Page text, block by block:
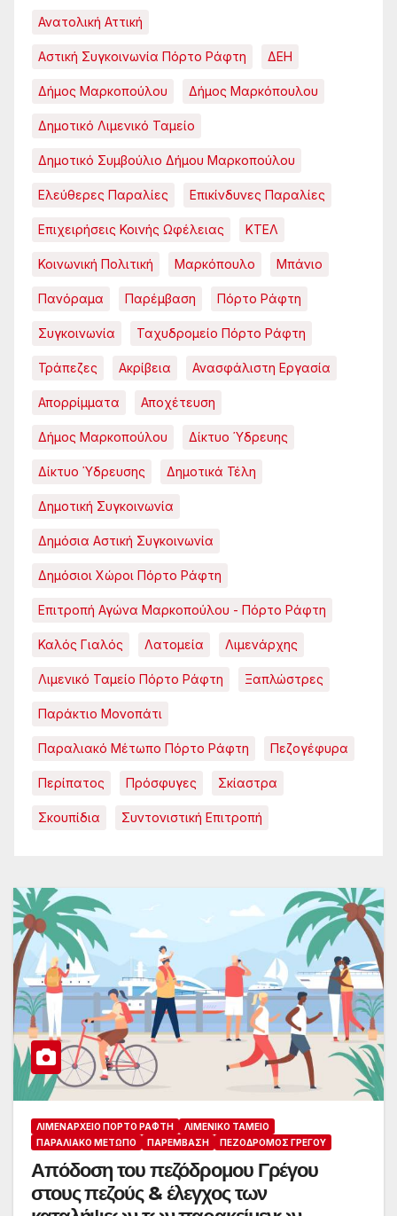
Ανατολική Αττική
Αστική Συγκοινωνία Πόρτο Ράφτη ΔΕΗ
Δήμος Μαρκοπούλου Δήμος Μαρκόπουλου
Δημοτικό Λιμενικό Ταμείο
Δημοτικό Συμβούλιο Δήμου Μαρκοπούλου
Ελεύθερες Παραλίες Επικίνδυνες Παραλίες
Επιχειρήσεις Κοινής Ωφέλειας ΚΤΕΛ
Κοινωνική Πολιτική Μαρκόπουλο Μπάνιο
Πανόραμα Παρέμβαση Πόρτο Ράφτη
Συγκοινωνία Ταχυδρομείο Πόρτο Ράφτη
Τράπεζες Ακρίβεια Ανασφάλιστη Εργασία
Απορρίμματα Αποχέτευση
Δήμος Μαρκοπούλου Δίκτυο Ύδρευης
Δίκτυο Ύδρευσης Δημοτικά Τέλη
Δημοτική Συγκοινωνία
Δημόσια Αστική Συγκοινωνία
Δημόσιοι Χώροι Πόρτο Ράφτη
Επιτροπή Αγώνα Μαρκοπούλου - Πόρτο Ράφτη
Καλός Γιαλός Λατομεία Λιμενάρχης
Λιμενικό Ταμείο Πόρτο Ράφτη Ξαπλώστρες
Παράκτιο Μονοπάτι
Παραλιακό Μέτωπο Πόρτο Ράφτη Πεζογέφυρα
Περίπατος Πρόσφυγες Σκίαστρα
Σκουπίδια Συντονιστική Επιτροπή
ΛΙΜΕΝΑΡΧΕΊΟ ΠΌΡΤΟ ΡΆΦΤΗ
ΛΙΜΕΝΙΚΌ ΤΑΜΕΊΟ
ΠΑΡΑΛΙΑΚΌ ΜΈΤΩΠΟ
ΠΑΡΈΜΒΑΣΗ ΠΕΖΌΔΡΟΜΟΣ ΓΡΈΓΟΥ
Απόδοση του πεζόδρομου Γρέγου
στους πεζούς & έλεγχος των